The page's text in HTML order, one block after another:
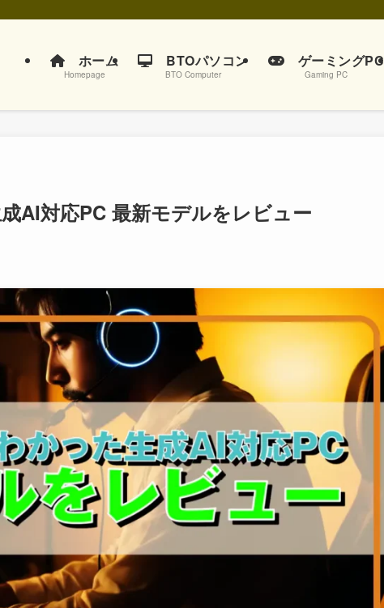
ホーム
Homepage
BTOパソコン
BTO Computer
ゲーミングPC
Gaming PC
AI対応PC 最新モデルをレビュー